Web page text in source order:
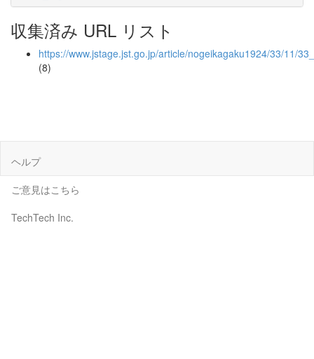
収集済み URL リスト
https://www.jstage.jst.go.jp/article/nogeikagaku1924/33/11/
(8)
ヘルプ
ご意見はこちら
TechTech Inc.